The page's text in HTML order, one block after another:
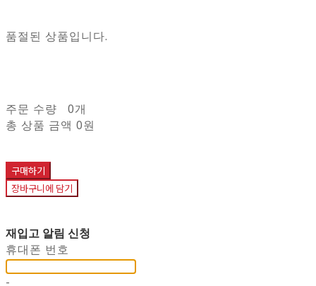
품절된 상품입니다.
주문 수량
0개
총 상품 금액 0원
구매하기
장바구니에 담기
재입고 알림 신청
휴대폰 번호
-